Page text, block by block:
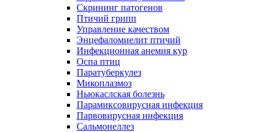
Скрининг патогенов
Птичий грипп
Управление качеством
Энцефаломиелит птичий
Инфекционная анемия кур
Оспа птиц
Паратуберкулез
Микоплазмоз
Ньюкаслская болезнь
Парамиксовирусная инфекция
Парвовирусная инфекция
Сальмонеллез